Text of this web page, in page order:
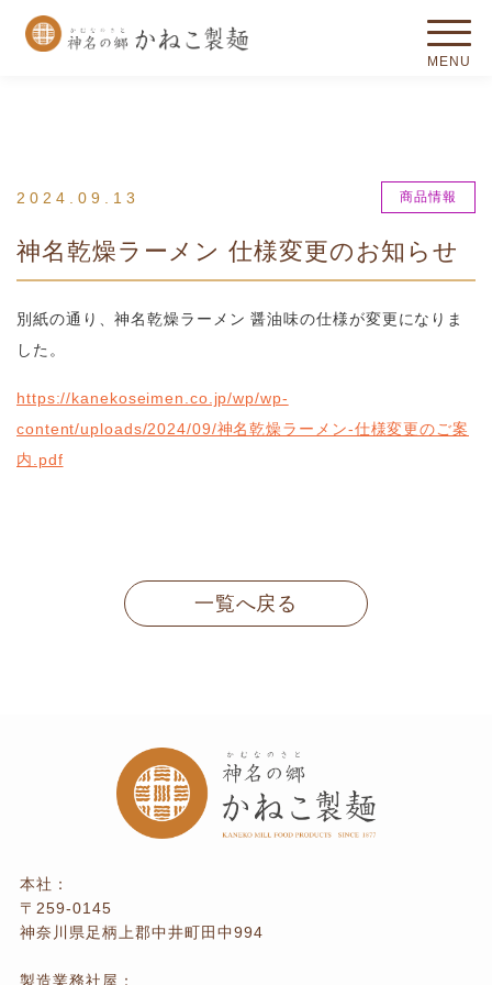
2024.09.13 商品情報
神名乾燥ラーメン 仕様変更のお知らせ
別紙の通り、神名乾燥ラーメン 醤油味の仕様が変更になりま
した。
https://kanekoseimen.co.jp/wp/wp-
content/uploads/2024/09/神名乾燥ラーメン-仕様変更のご案
内.pdf
一覧へ戻る
本社：
〒259-0145
神奈川県足柄上郡中井町田中994
製造業務社屋：